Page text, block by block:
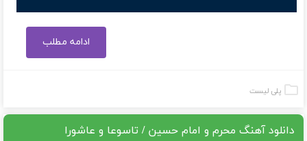
ادامه مطلب
پلی لیست
دانلود آهنگ محرم و امام حسین / تاسوعا و عاشورا